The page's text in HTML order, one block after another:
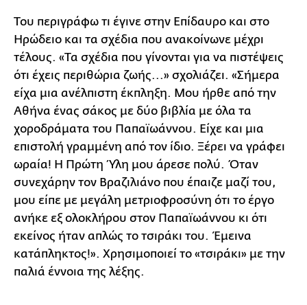
Του περιγράφω τι έγινε στην Επίδαυρο και στο
Ηρώδειο και τα σχέδια που ανακοίνωνε μέχρι
τέλους. «Τα σχέδια που γίνονται για να πιστέψεις
ότι έχεις περιθώρια ζωής...» σχολιάζει. «Σήμερα
είχα μια ανέλπιστη έκπληξη. Μου ήρθε από την
Αθήνα ένας σάκος με δύο βιβλία με όλα τα
χοροδράματα του Παπαϊωάννου. Είχε και μια
επιστολή γραμμένη από τον ίδιο. Ξέρει να γράφει
ωραία! Η Πρώτη Ύλη μου άρεσε πολύ. Όταν
συνεχάρην τον Βραζιλιάνο που έπαιζε μαζί του,
μου είπε με μεγάλη μετριοφροσύνη ότι το έργο
ανήκε εξ ολοκλήρου στον Παπαϊωάννου κι ότι
εκείνος ήταν απλώς το τσιράκι του. Έμεινα
κατάπληκτος!». Χρησιμοποιεί το «τσιράκι» με την
παλιά έννοια της λέξης.